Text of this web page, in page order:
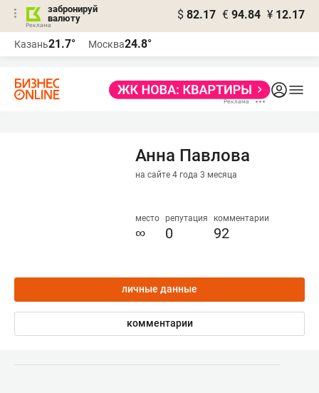
забронируй
валюту
$ 82.17 € 94.84 ¥ 12.17
Казань21.7° Москва24.8°
Анна Павлова
на сайте 4 года 3 месяца
место
∞
репутация
0
комментарии
92
личные данные
комментарии